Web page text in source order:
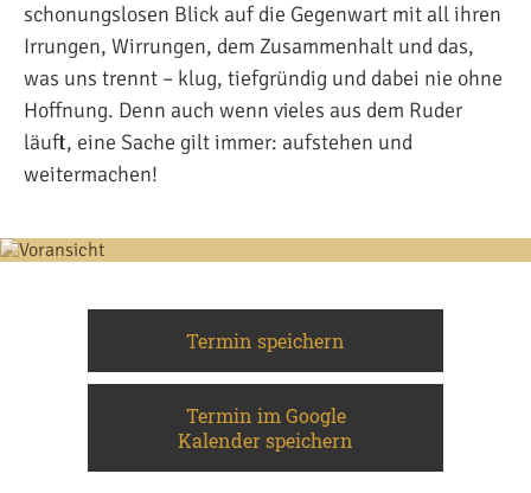
schonungslosen Blick auf die Gegenwart mit all ihren
Irrungen, Wirrungen, dem Zusammenhalt und das,
was uns trennt – klug, tiefgründig und dabei nie ohne
Hoffnung. Denn auch wenn vieles aus dem Ruder
läuft, eine Sache gilt immer: aufstehen und
weitermachen!
Termin speichern
Termin im Google
Kalender speichern